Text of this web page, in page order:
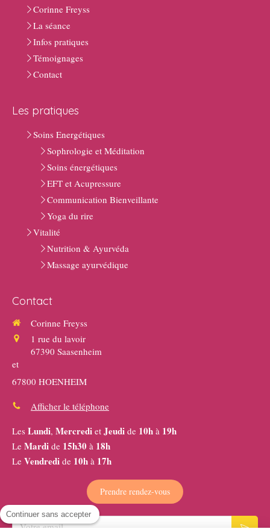
Corinne Freyss
La séance
Infos pratiques
Témoignages
Contact
Les pratiques
Soins Energétiques
Sophrologie et Méditation
Soins énergétiques
EFT et Acupressure
Communication Bienveillante
Yoga du rire
Vitalité
Nutrition & Ayurvéda
Massage ayurvédique
Contact
Corinne Freyss
1 rue du lavoir
67390 Saasenheim
et
67800 HOENHEIM
Afficher le téléphone
Les Lundi, Mercredi et Jeudi de 10h à 19h
Le Mardi de 15h30 à 18h
Le Vendredi de 10h à 17h
Prendre rendez-vous
Votre email
Continuer sans accepter